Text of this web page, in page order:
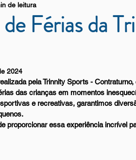
Vantagens Asbac
Férias da
de leitura
2024
pela Trinnity Sports -
das crianças em momentos
e recreativas, garantimos
proporcionar essa experiência incrível